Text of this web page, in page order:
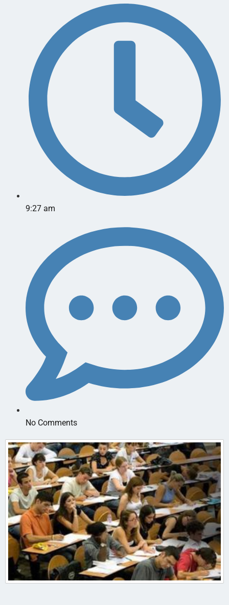
9:27 am
No Comments